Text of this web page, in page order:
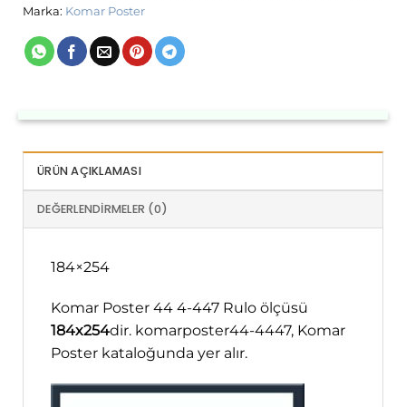
Marka: Komar Poster
ÜRÜN AÇIKLAMASI
DEĞERLENDIRMELER (0)
184×254
Komar Poster 44 4-447 Rulo ölçüsü
184x254dir. komarposter44-4447, Komar
Poster kataloğunda yer alır.